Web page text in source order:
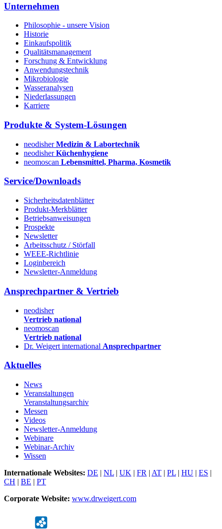
Unternehmen
Philosophie - unsere Vision
Historie
Einkaufspolitik
Qualitätsmanagement
Forschung & Entwicklung
Anwendungstechnik
Mikrobiologie
Wasseranalysen
Niederlassungen
Karriere
Produkte & System-Lösungen
neodisherMedizin & Labortechnik
neodisherKüchenhygiene
neomoscan Lebensmittel, Pharma, Kosmetik
Service/Downloads
Sicherheitsdatenblätter
Produkt-Merkblätter
Betriebsanweisungen
Prospekte
Newsletter
Arbeitsschutz / Störfall
WEEE-Richtlinie
Loginbereich
Newsletter-Anmeldung
Ansprechpartner & Vertrieb
neodisher
Vertrieb national
neomoscan
Vertrieb national
Dr. Weigert international Ansprechpartner
Aktuelles
News
Veranstaltungen
Veranstaltungsarchiv
Messen
Videos
Newsletter-Anmeldung
Webinare
Webinar-Archiv
Wissen
Internationale Websites: DE | NL | UK | FR | AT | PL | HU | ES |
CH | BE | PT
Corporate Website: www.drweigert.com